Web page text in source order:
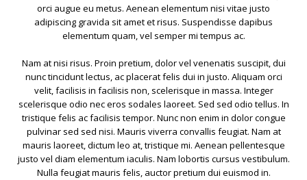
orci augue eu metus. Aenean elementum nisi vitae justo
adipiscing gravida sit amet et risus. Suspendisse dapibus
elementum quam, vel semper mi tempus ac.
Nam at nisi risus. Proin pretium, dolor vel venenatis suscipit, dui
nunc tincidunt lectus, ac placerat felis dui in justo. Aliquam orci
velit, facilisis in facilisis non, scelerisque in massa. Integer
scelerisque odio nec eros sodales laoreet. Sed sed odio tellus. In
tristique felis ac facilisis tempor. Nunc non enim in dolor congue
pulvinar sed sed nisi. Mauris viverra convallis feugiat. Nam at
mauris laoreet, dictum leo at, tristique mi. Aenean pellentesque
justo vel diam elementum iaculis. Nam lobortis cursus vestibulum.
Nulla feugiat mauris felis, auctor pretium dui euismod in.